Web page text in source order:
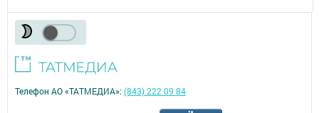
Телефон АО «ТАТМЕДИА»:(843) 222 09 84